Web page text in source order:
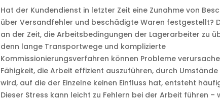
Hat der Kundendienst in letzter Zeit eine Zunahme von
über Versandfehler und beschädigte Waren festgestellt?
an der Zeit, die Arbeitsbedingungen der Lagerarbeiter zu
denn lange Transportwege und komplizierte
Kommissionierungsverfahren können Probleme
Fähigkeit, die Arbeit effizient auszuführen, durch
wird, auf die der Einzelne keinen Einfluss hat, entsteht
Dieser Stress kann leicht zu Fehlern bei der Arbeit führen –